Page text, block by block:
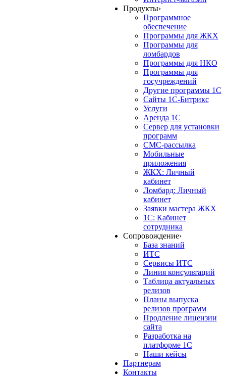
Продукты›
Программное
обеспечение
Программы для ЖКХ
Программы для
ломбардов
Программы для НКО
Программы для
госучреждений
Другие программы 1С
Сайты 1С-Битрикс
Услуги
Аренда 1С
Сервер для установки
программ
СМС-рассылка
Мобильные
приложения
ЖКХ: Личный
кабинет
Ломбард: Личный
кабинет
Заявки мастера ЖКХ
1С: Кабинет
сотрудника
Сопровождение›
База знаний
ИТС
Сервисы ИТС
Линия консультаций
Таблица актуальных
релизов
Планы выпуска
релизов программ
Продление лицензии
сайта
Разработка на
платформе 1С
Наши кейсы
Партнерам
Контакты